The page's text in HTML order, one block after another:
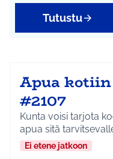
Tutustu
Apua
#2107
Kunta voisi tarjota
apua sitä
Ei etene jatkoon